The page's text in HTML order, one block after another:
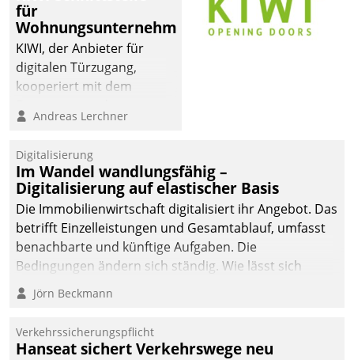
Wohnungsbau- und
Immobilien GmbH hat
sich dabei für den Betrieb
der Lösung über die SAP
Cloud Platform
Unternehmen am
für
Wohnungsunternehmen
KIWI, der Anbieter für
digitalen Türzugang,
kooperiert mit dem
Softwareentwicklungshaus
Andreas Lerchner
Digitalisierung
Im Wandel wandlungsfähig –
Digitalisierung auf elastischer Basis
Die Immobilienwirtschaft digitalisiert ihr Angebot. Das
betrifft Einzelleistungen und Gesamtablauf, umfasst
benachbarte und künftige Aufgaben. Die
Bedingungen ändern sich ständig. Wie lässt sich
technisch die Kontrolle wahren und zugleich Freiraum
fürs Wachsen öffnen?
Jörn Beckmann
Verkehrssicherungspflicht
Hanseat sichert Verkehrswege neu